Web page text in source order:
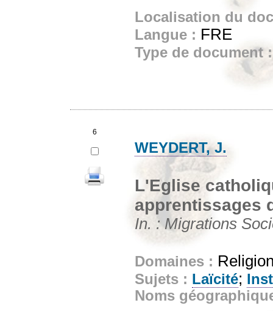
Localisation du
Langue : FRE
Type de document
6
WEYDERT, J.
L'Eglise
apprentissages
In. : Migrations
Domaines :
Sujets : Laïcité;
Noms